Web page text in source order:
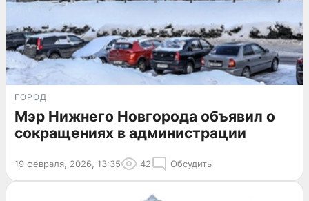
ГОРОД
Мэр Нижнего Новгорода объявил о
сокращениях в администрации
19 февраля, 2026, 13:35 42 Обсудить